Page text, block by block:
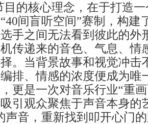
目的核心理念，在于打造
间盲听空间”赛制，构
选手之间无法看到彼此的外
传递来的音色、气息、情
。当背景故事和视觉冲击
排、情感的浓度便成为唯
更是一次对音乐行业“重
吸引 观众聚焦于声音本身的
声音 ，重新找到叩开心门